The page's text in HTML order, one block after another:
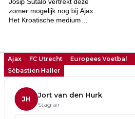
Ajax FC Utrecht Europees Voetbal
Sébastien Haller
JH Jort van den Hurk
Stagiair